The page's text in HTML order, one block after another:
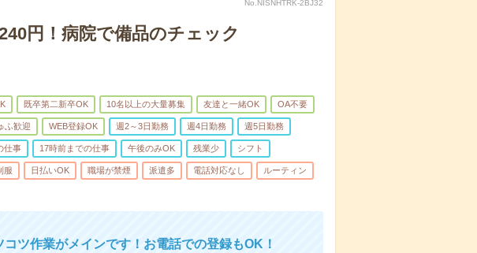
No.NISNHTRK-2BJ32
円！病院で備品のチェック
既卒第二新卒OK 10名以上の大量募集 友達と一緒OK OA不要
ふ歓迎 WEB登録OK 週2～3日勤務 週4日勤務 週5日勤務
仕事 17時前までの仕事 午後のみOK 残業少 シフト
服 日払いOK 職場が禁煙 派遣多 電話対応なし ルーティン
ツ作業がメインです！お電話での登録もOK！